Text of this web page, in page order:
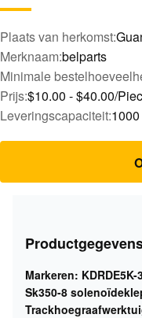
Plaats van herkomst:
Merknaam:belparts
Minimale
Prijs:$10.00 - $40.00/
Leveringscapaciteit:
Markeren:
Sk350-8